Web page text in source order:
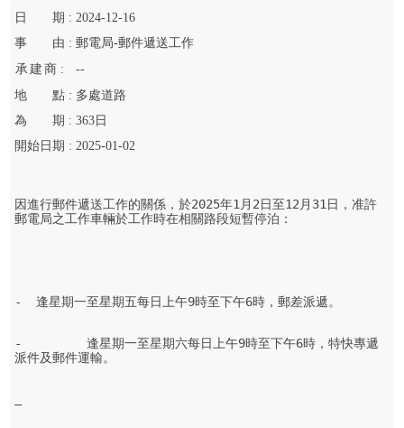
日
期 :2024-12-16
事
由 :郵電局-郵件遞送工作
承建 商 :
--
地
點 : 多處道路
為
期 :363 日
開始 日期 :2025-01-02
因進行郵件遞送工作的關係，於2025年1月2日至12月31日，准許
郵電局之工作車輛於工作時在相關路段短暫停泊：
-  逢星期一至星期五每日上午9時至下午6時，郵差派遞。
-         逢星期一至星期六每日上午9時至下午6時，特快專遞
派件及郵件運輸。